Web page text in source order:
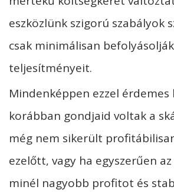
eszközlünk szigorú szabályok
csak minimálisan
teljesítményeit.
Mindenképpen ezzel érdemes
korábban gondjaid voltak a
még nem sikerült
ezelőtt, vagy ha egyszerűen
minél nagyobb profitot és